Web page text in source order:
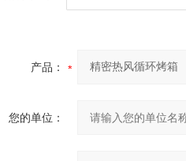
产品：
您的单位：